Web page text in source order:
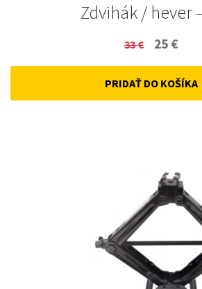
Zdvihák / hever
33€
Original
price
was:
25 €
is:
PRIDAŤ DO KOŠÍKA